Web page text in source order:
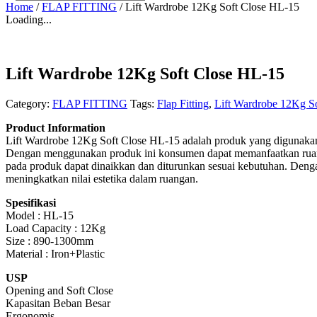
Home /FLAP FITTING /Lift Wardrobe 12Kg Soft Close HL-15
Loading...
Lift Wardrobe 12Kg Soft Close HL-15
Category: FLAP FITTING Tags: Flap Fitting, Lift Wardrobe 12Kg
Product Information
Lift Wardrobe 12Kg Soft Close HL-15 adalah produk yang
Dengan menggunakan produk ini konsumen dapat memanfaatkan
pada produk dapat dinaikkan dan diturunkan sesuai kebutuhan.
meningkatkan nilai estetika dalam ruangan.
Spesifikasi
Model : HL-15
Load Capacity : 12Kg
Size : 890-1300mm
Material : Iron+Plastic
USP
Opening and Soft Close
Kapasitan Beban Besar